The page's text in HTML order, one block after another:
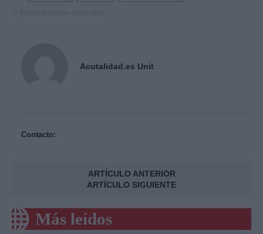
Acutalidad.es Unit
Contacto:
ARTÍCULO ANTERIOR
ARTÍCULO SIGUIENTE
Más leídos